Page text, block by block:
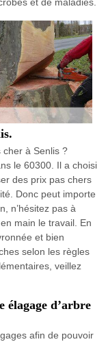
cher à Senlis ?
le 60300. Il a choisi
des prix pas chers
Donc peut importe
n’hésitez pas à
main le travail. En
et bien
selon les règles
veillez
élagage d’arbre
afin de pouvoir